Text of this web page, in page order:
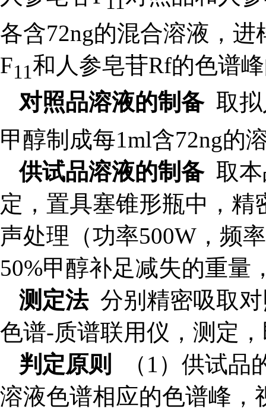
各含72ng的混合溶液， 进
F11和人参皂苷Rf的色谱
对照品溶液的制备 取
甲醇制成每1ml含72ng的
供试品溶液的制备 取
定，置具塞锥形瓶中，精
声处理（功率500W，频
50%甲醇补足减失的重量
测定法 分别精密吸取
色谱-质谱联用仪，测定
判定原则
（1）供试
溶液色谱相应的色谱峰，